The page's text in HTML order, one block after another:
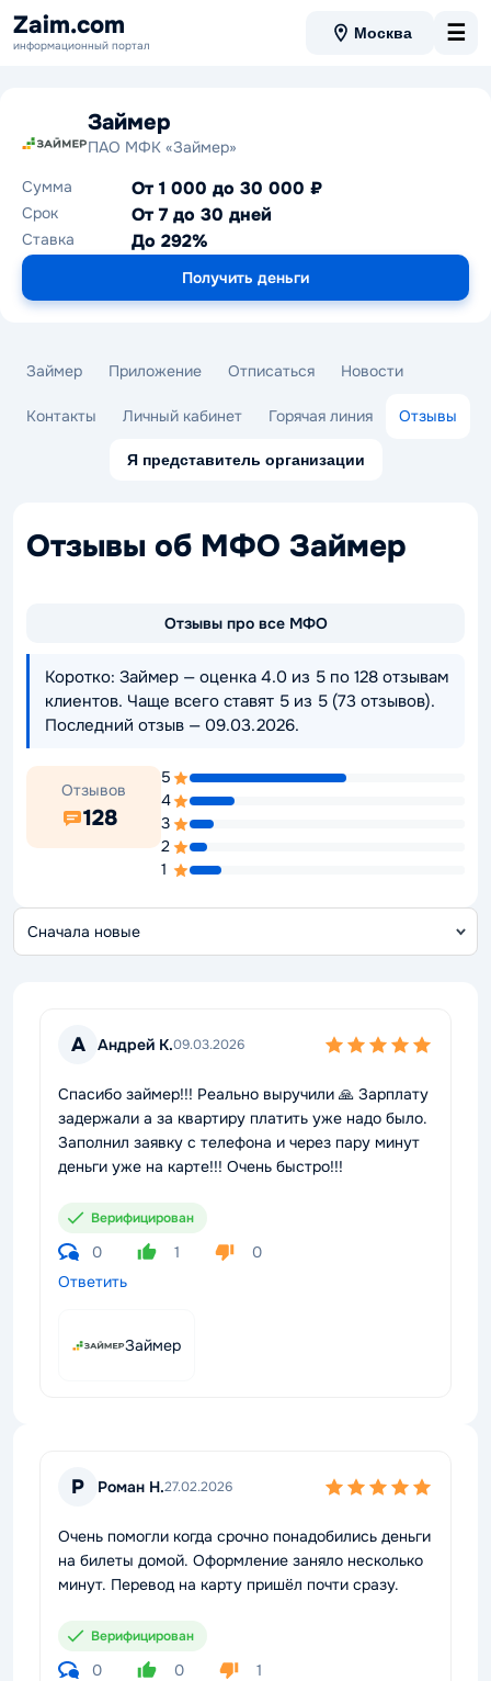
Zaim.com
информационный портал
Москва ☰
Займер
ПАО МФК «Займер»
Сумма
От 1 000 до 30 000 ₽
Срок От 7 до 30 дней
Ставка До 292%
Получить деньги
Займер Приложение Отписаться Новости
Контакты Личный кабинет Горячая линия Отзывы
Я представитель организации
Отзывы об МФО Займер
Отзывы про все МФО
Коротко: Займер — оценка 4.0 из 5 по 128 отзывам
клиентов. Чаще всего ставят 5 из 5 (73 отзывов).
Последний отзыв — 09.03.2026.
Отзывов
128
5
4
3
2
1
А Андрей К.09.03.2026
Спасибо займер!!! Реально выручили 🙏 Зарплату
задержали а за квартиру платить уже надо было.
Заполнил заявку с телефона и через пару минут
деньги уже на карте!!! Очень быстро!!!
Верифицирован
0 1
0
Ответить
Займер
Р Роман Н.27.02.2026
Очень помогли когда срочно понадобились деньги
на билеты домой. Оформление заняло несколько
минут. Перевод на карту пришёл почти сразу.
Верифицирован
0 0
1